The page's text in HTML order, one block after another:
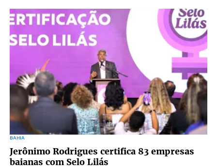
BAHIA
Jerônimo Rodrigues certifica 83 empresas
baianas com Selo Lilás